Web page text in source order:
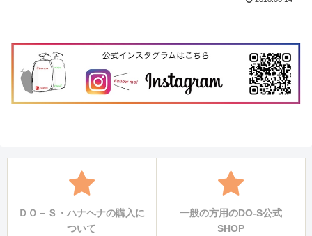
ＤＯ－Ｓ・ハナヘナの購入に
ついて
一般の方用のDO-S公式
SHOP